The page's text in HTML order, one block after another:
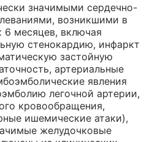
значимыми сердечно-
возникшими в
6 месяцев, включая
стенокардию, инфаркт
застойную
артериальные
явления
легочной артерии,
кровообращения,
ишемические атаки),
желудочковые